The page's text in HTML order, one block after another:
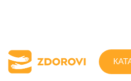
Пошук ліків
Денізид пор. для